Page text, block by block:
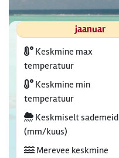
jaanuar
Keskmine max
temperatuur
Keskmine min
temperatuur
Keskmiselt sademeid
(mm/kuus)
Merevee keskmine